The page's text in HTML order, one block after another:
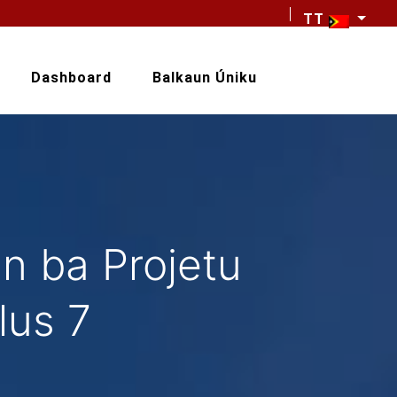
TT
Dashboard Balkaun Úniku
ba Projetu
7